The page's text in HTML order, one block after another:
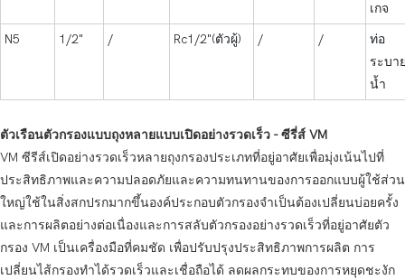
เกจ
N5
1/2" / Rc1/2"(ตัวผู้) / /
ท่อ
ระบา
น้ำ
ตัวเรือนตัวกรองแบบถุงหลายแบบเปิดอย่างรวดเร็ว - ซีรี่ส์ VM
VM ซีรีส์เปิดอย่างรวดเร็วหลายถุงกรองประเภทที่อยู่อาศัยเพื่อมุ่งเน้นไปที่
ประสิทธิภาพและความปลอดภัยและความทนทานของการออกแบบผู้ใช้ส่วน
ใหญ่ใช้ในสิ่งสกปรกมากขึ้นองค์ประกอบตัวกรองจำเป็นต้องเปลี่ยนบ่อยครั้ง
และการผลิตอย่างต่อเนื่องและการสลับตัวกรองอย่างรวดเร็วที่อยู่อาศัยตัว
กรอง VM เป็นเครื่องมือที่คมชัด เพื่อปรับปรุงประสิทธิภาพการผลิต การ
เปลี่ยนไส้กรองทำได้รวดเร็วและเชื่อถือได้ ลดผลกระทบของการหยุดชะงัก